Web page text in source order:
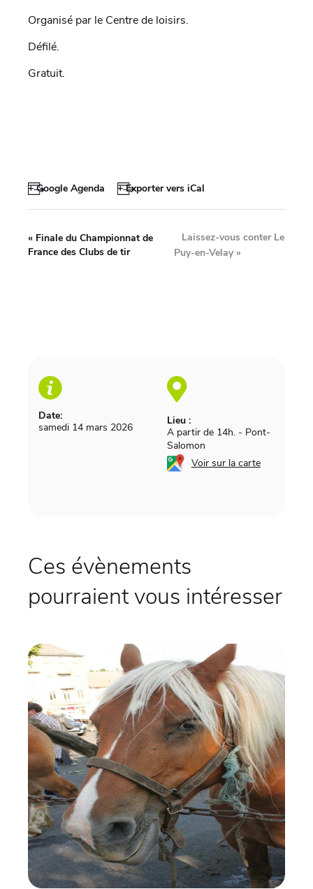
Organisé par le Centre de loisirs.
Défilé.
Gratuit.
+ Google Agenda + Exporter vers iCal
Date:
samedi 14 mars 2026
Lieu :
A partir de 14h. - Pont-
Salomon
Voir sur la carte
« Finale du Championnat de
France des Clubs de tir
Laissez-vous conter Le
Puy-en-Velay»
Ces évènements
pourraient vous intéresser